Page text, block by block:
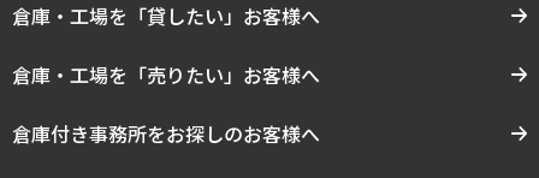
倉庫・工場を「貸したい」お客様へ
倉庫・工場を「売りたい」お客様へ
倉庫付き事務所をお探しのお客様へ